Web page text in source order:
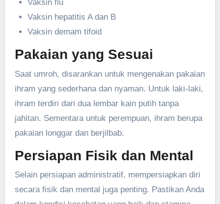
Vaksin flu
Vaksin hepatitis A dan B
Vaksin demam tifoid
Pakaian yang Sesuai
Saat umroh, disarankan untuk mengenakan pakaian
ihram yang sederhana dan nyaman. Untuk laki-laki,
ihram terdiri dari dua lembar kain putih tanpa
jahitan. Sementara untuk perempuan, ihram berupa
pakaian longgar dan berjilbab.
Persiapan Fisik dan Mental
Selain persiapan administratif, mempersiapkan diri
secara fisik dan mental juga penting. Pastikan Anda